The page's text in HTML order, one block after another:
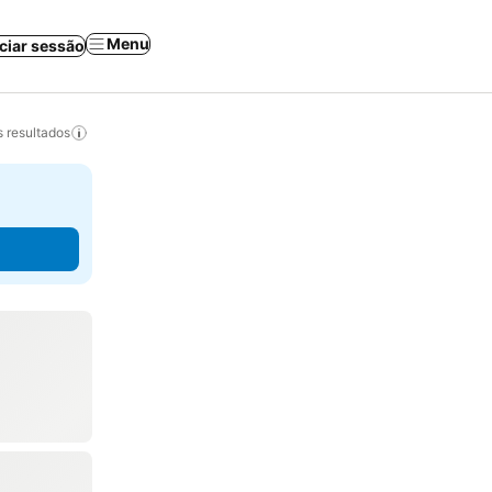
sessão Menu
resultados